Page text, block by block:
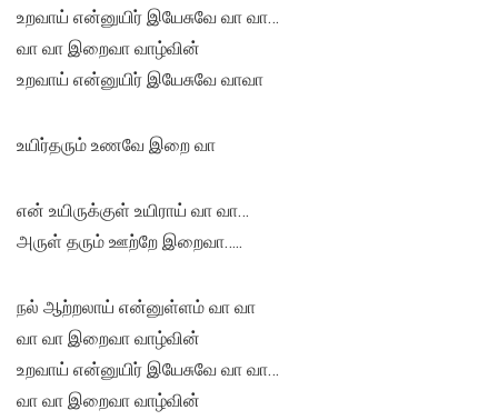
உறவாய் என்னுயிர் இயேசுவே வா வா…
வா வா இறைவா வாழ்வின்
உறவாய் என்னுயிர் இயேசுவே வாவா
உயிர்தரும் உணவே இறை வா
என் உயிருக்குள் உயிராய் வா வா…
அருள் தரும் ஊற்றே இறைவா…..
நல் ஆற்றலாய் என்னுள்ளம் வா வா
வா வா இறைவா வாழ்வின்
உறவாய் என்னுயிர் இயேசுவே வா வா…
வா வா இறைவா வாழ்வின்